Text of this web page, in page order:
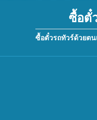
ซื้อตั๋
ซื้อตั๋วรถทัวร์ด้วยตน